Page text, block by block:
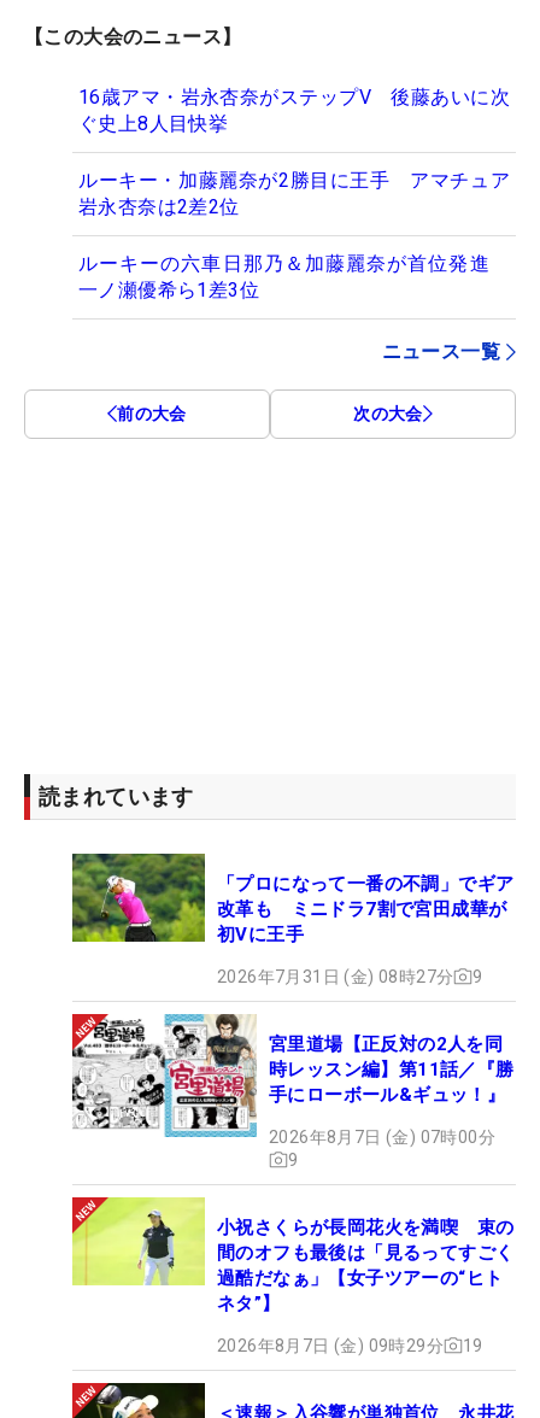
【この大会のニュース】
16歳アマ・岩永杏奈がステップV 後藤あいに次
ぐ史上8人目快挙
ルーキー・加藤麗奈が2勝目に王手 アマチュア
岩永杏奈は2差2位
ルーキーの六車日那乃＆加藤麗奈が首位発進
一ノ瀬優希ら1差3位
ニュース一覧
前の大会 次の大会
読まれています
「プロになって一番の不調」でギア
改革も ミニドラ7割で宮田成華が
初Vに王手
2026年7月31日 (金) 08時27分 9
宮里道場【正反対の2人を同
時レッスン編】第11話／『勝
手にローボール&ギュッ！』
2026年8月7日 (金) 07時00分
9
小祝さくらが長岡花火を満喫 束の
間のオフも最後は「見るってすごく
過酷だなぁ」【女子ツアーの“ヒト
ネタ”】
2026年8月7日 (金) 09時29分 19
＜速報＞入谷響が単独首位 永井花